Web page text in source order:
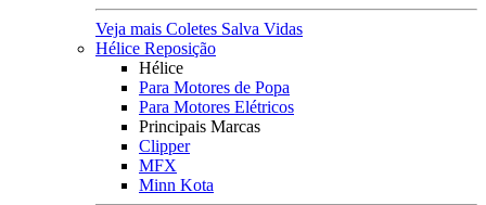
Veja mais Coletes Salva Vidas
Hélice Reposição
Hélice
Para Motores de Popa
Para Motores Elétricos
Principais Marcas
Clipper
MFX
Minn Kota